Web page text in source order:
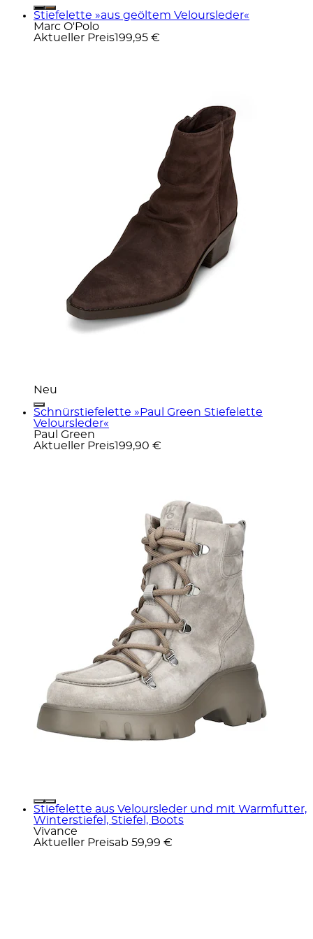
Stiefelette »aus geöltem Veloursleder«
Marc O'Polo
Aktueller Preis199,95 €
Neu
Schnürstiefelette »Paul Green Stiefelette
Veloursleder«
Paul Green
Aktueller Preis199,90 €
Stiefelette aus Veloursleder und mit Warmfutter,
Winterstiefel, Stiefel, Boots
Vivance
Aktueller Preisab 59,99 €